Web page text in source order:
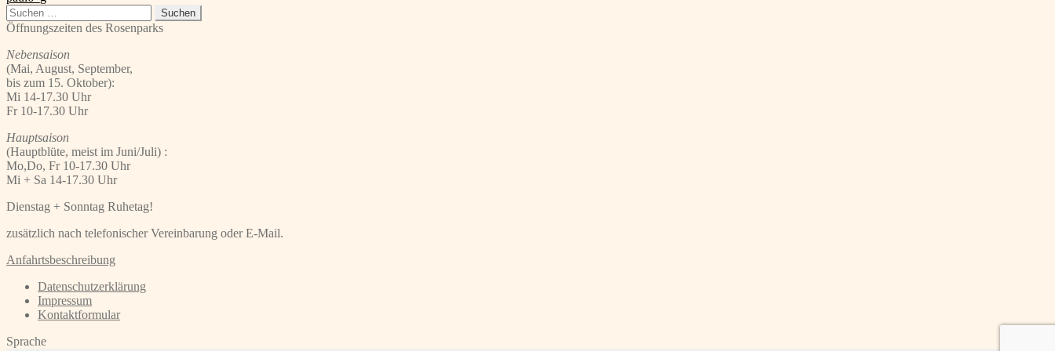
Beitrag:
Suchen
nach:
Öffnungszeiten des Rosenparks
Nebensaison
(Mai, August, September,
bis zum 15. Oktober):
Mi 14-17.30 Uhr
Fr 10-17.30 Uhr
Hauptsaison
(Hauptblüte, meist im Juni/Juli) :
Mo,Do, Fr 10-17.30 Uhr
Mi + Sa 14-17.30 Uhr
Dienstag + Sonntag Ruhetag!
zusätzlich nach telefonischer Vereinbarung oder E-Mail.
Anfahrtsbeschreibung
Datenschutzerklärung
Impressum
Kontaktformular
Sprache